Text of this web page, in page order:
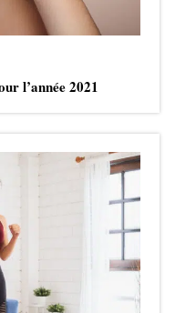
l’année 2021